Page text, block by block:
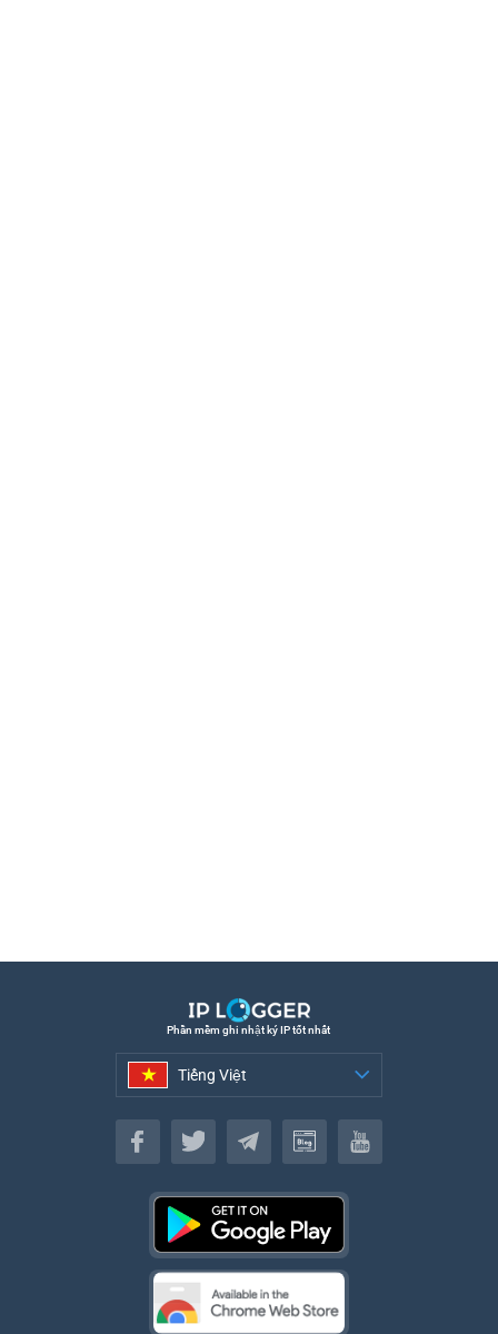
Phần mềm ghi nhật ký IP tốt nhất
Tiếng Việt
Tiếng Việt